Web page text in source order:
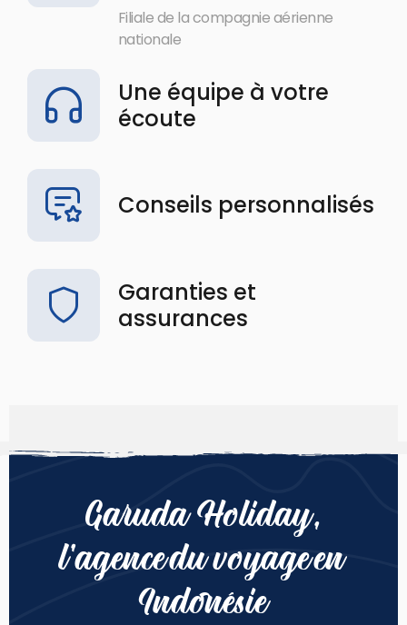
Filiale de la compagnie aérienne
nationale
Une équipe à votre
écoute
Conseils personnalisés
Garanties et
assurances
Garuda Holiday,
l’agence du voyage en
Indonésie